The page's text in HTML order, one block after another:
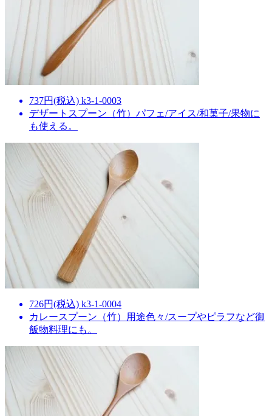
737円(税込) k3-1-0003
デザートスプーン（竹）パフェ/アイス/和菓子/果物に
も使える。
726円(税込) k3-1-0004
カレースプーン（竹）用途色々/スープやピラフなど御
飯物料理にも。